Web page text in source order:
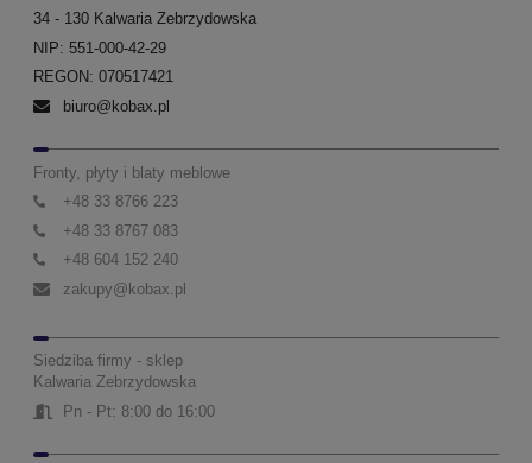
34 - 130 Kalwaria Zebrzydowska
NIP: 551-000-42-29
REGON: 070517421
biuro@kobax.pl
Fronty, płyty i blaty meblowe
+48 33 8766 223
+48 33 8767 083
+48 604 152 240
zakupy@kobax.pl
Siedziba firmy - sklep
Kalwaria Zebrzydowska
Pn - Pt: 8:00 do 16:00